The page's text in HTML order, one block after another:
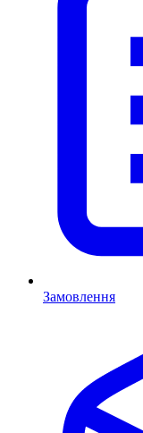
Замовлення